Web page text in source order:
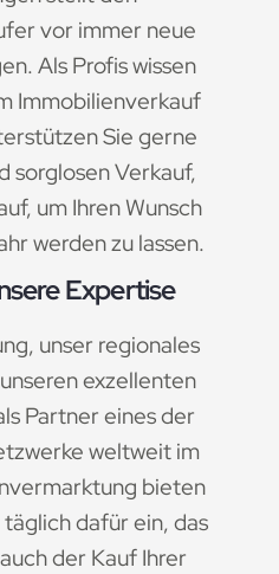
vor immer neue
Als Profis wissen
Immobilienverkauf
Sie gerne
sorglosen Verkauf,
um Ihren Wunsch
werden zu lassen.
Expertise
unser regionales
exzellenten
Partner eines der
weltweit im
bieten
dafür ein, das
der Kauf Ihrer